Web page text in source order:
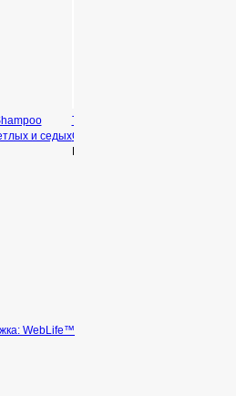
и седых
Theramed Fluorid-Zahncreme
Отбеливающая зубная паста
Цена: от
WebLife™